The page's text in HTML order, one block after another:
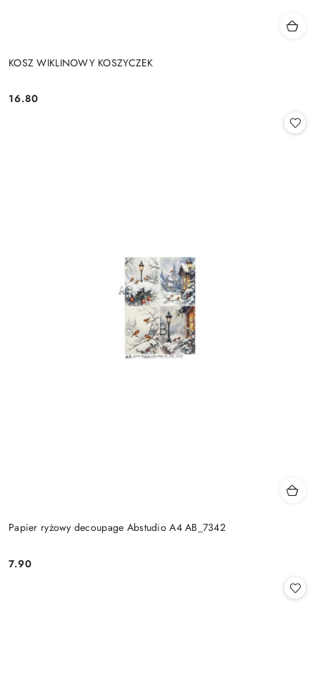
KOSZ WIKLINOWY KOSZYCZEK
Cena:
16.80
Papier ryżowy decoupage Abstudio A4 AB_7342
Cena:
7.90